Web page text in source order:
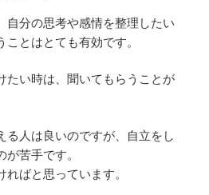
自分の思考や感情を整理したい
とはとても有効です。
たい時は、聞いてもらうことが
る人は良いのですが、自立をし
苦手です。
ばと思っています。